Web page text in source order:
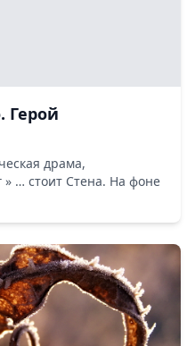
Герой
драма,
… стоит Стена. На фоне